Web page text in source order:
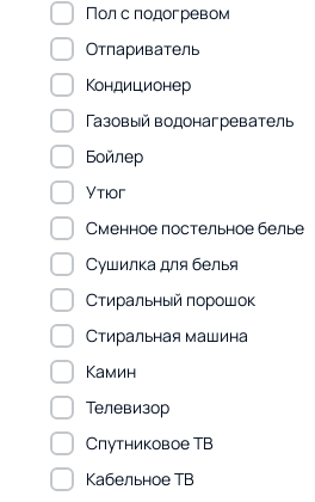
Пол с подогревом
Отпариватель
Кондиционер
Газовый водонагреватель
Бойлер
Утюг
Сменное постельное белье
Сушилка для белья
Стиральный порошок
Стиральная машина
Камин
Телевизор
Спутниковое ТВ
Кабельное ТВ